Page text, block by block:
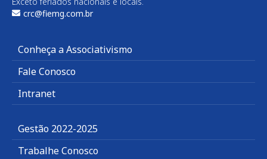
crc@fiemg.com.br
Conheça a Associativismo
Fale Conosco
Intranet
Gestão 2022-2025
Trabalhe Conosco